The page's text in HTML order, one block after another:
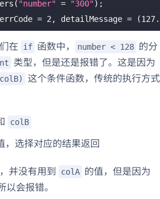
( "number" = "300") ;
= 2 , detailMessage = (
在 if 函数中， number < 128 的分
类型，但是还是报错了。这是因为
这个条件函数，传统的执行方式
colB
，选择对应的结果返回
并没有用到 colA 的值，但是因为
会报错。